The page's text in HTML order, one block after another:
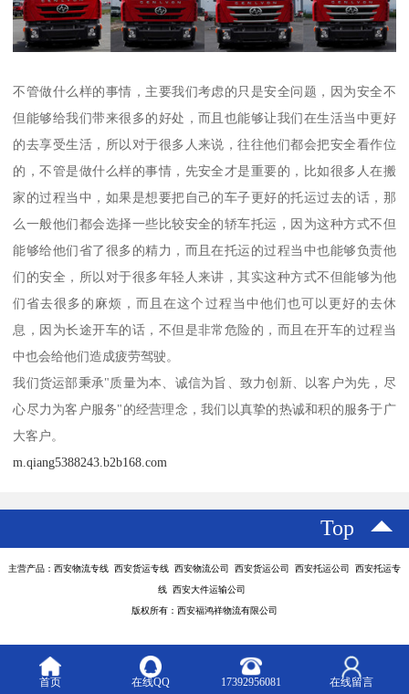
不管做什么样的事情，主要我们考虑的只是安全问题，因为安全不
但能够给我们带来很多的好处，而且也能够让我们在生活当中更好
的去享受生活，所以对于很多人来说，往往他们都会把安全看作位
的，不管是做什么样的事情，先安全才是重要的，比如很多人在搬
家的过程当中，如果是想要把自己的车子更好的托运过去的话，那
么一般他们都会选择一些比较安全的轿车托运，因为这种方式不但
能够给他们省了很多的精力，而且在托运的过程当中也能够负责他
们的安全，所以对于很多年轻人来讲，其实这种方式不但能够为他
们省去很多的麻烦，而且在这个过程当中他们也可以更好的去休
息，因为长途开车的话，不但是非常危险的，而且在开车的过程当
中也会给他们造成疲劳驾驶。
我们货运部秉承"质量为本、诚信为旨、致力创新、以客户为先，尽
心尽力为客户服务"的经营理念，我们以真挚的热诚和积的服务于广
大客户。
m.qiang5388243.b2b168.com
Top
主营产品：西安物流专线 西安货运专线 西安物流公司 西安货运公司 西安托运公司 西安托运专
线 西安大件运输公司
版权所有：西安福鸿祥物流有限公司
首页 在线QQ 17392956081 在线留言